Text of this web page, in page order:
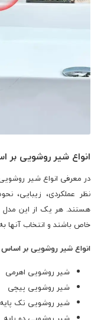
انواع شیر روشویی بر
در معرفی انواع شیر
نظر عملکردی، زیبایی،
هستند. هر یک از این مدل
خاص باشند و انتخاب آنها
انواع شیر روشویی بر اساس
شیر روشویی اهرمی
شیر روشویی پیچی
شیر روشویی تک پایه